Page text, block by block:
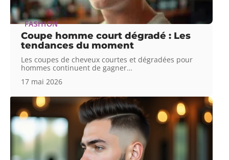
FASHION
Coupe homme court dégradé : Les
tendances du moment
Les coupes de cheveux courtes et dégradées pour
hommes continuent de gagner…
17 mai 2026